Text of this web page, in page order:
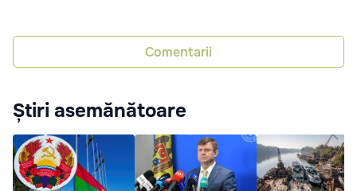
Comentarii
Știri asemănătoare